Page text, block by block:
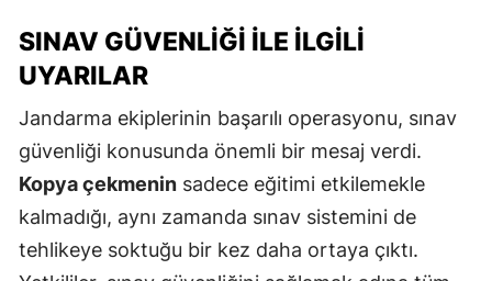
SINAV GÜVENLIĞI İLE İLGILI
UYARILAR
Jandarma ekiplerinin başarılı operasyonu, sınav
güvenliği konusunda önemli bir mesaj verdi.
Kopya çekmenin sadece eğitimi etkilemekle
kalmadığı, aynı zamanda sınav sistemini de
tehlikeye soktuğu bir kez daha ortaya çıktı.